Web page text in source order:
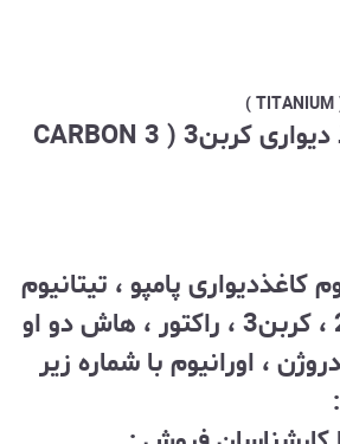
خرید آلبوم کاغذ دیواری کربن3 ( CARBON 3
کاغذدیواری پامپو ، تیتانیوم
، کربن1 ، کربن2 ، کربن3 ، راکتور ، هاش دو او
، اورانیوم با شماره زیر